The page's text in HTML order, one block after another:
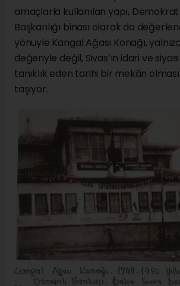
amaçlarla kullanılan yapı,
Başkanlığı binası olarak da
yönüyle Kangal Ağası Konağı,
değeriyle değil, Sivas’ın idari ve
tanıklık eden tarihi bir mekân
taşıyor.